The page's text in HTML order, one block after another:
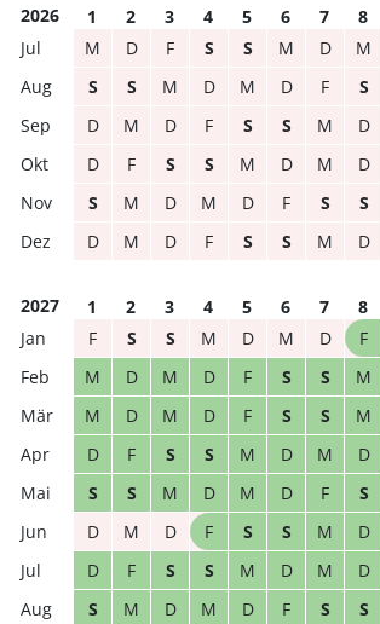
2026 1 2 3 4 5 6 7 8
M
D F S S M D M
S
S M D M D F S
D
M D F S S M D
D
F S S M D M D
S
M D M D F S S
D
M D F S S M D
2027 1 2 3 4 5 6 7 8
F
S S M D M D F
M
D M D F S S M
M
D M D F S S M
D
F S S M D M D
S
S M D M D F S
D
M D F S S M D
D
F S S M D M D
S
M D M D F S S